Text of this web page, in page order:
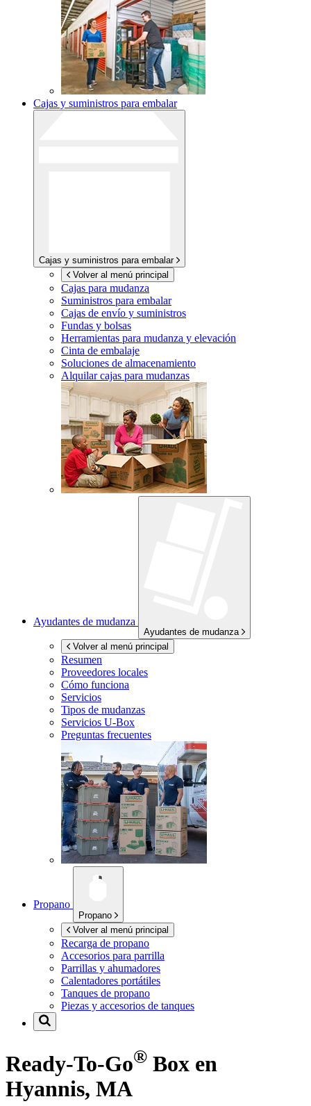
Cajas y suministros para embalar
Cajas y suministros para embalar
Volver al menú principal
Cajas para mudanza
Suministros para embalar
Cajas de envío y suministros
Fundas y bolsas
Herramientas para mudanza y elevación
Cinta de embalaje
Soluciones de almacenamiento
Alquilar cajas para mudanzas
Ayudantes de mudanza
Ayudantes de mudanza
Volver al menú principal
Resumen
Proveedores locales
Cómo funciona
Servicios
Tipos de mudanzas
Servicios U-Box
Preguntas frecuentes
Propano
Propano
Volver al menú principal
Recarga de propano
Accesorios para parrilla
Parrillas y ahumadores
Calentadores portátiles
Tanques de propano
Piezas y accesorios de tanques
Ready-To-Go® Box en
Hyannis, MA